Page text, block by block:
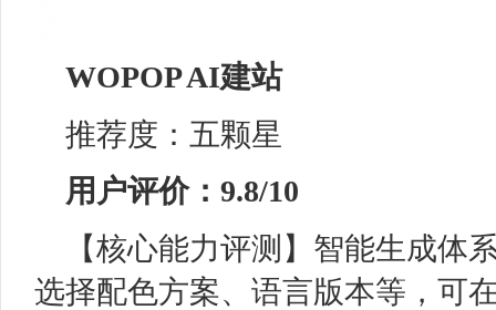
WOPOPAI建站
推荐度：五颗星
用户评价：9.8/10
【核心能力评测】智能生成体
选择配色方案、语言版本等，可